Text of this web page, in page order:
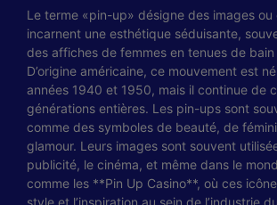
Le terme «pin-up» désigne des images ou
incarnent une esthétique séduisante,
des affiches de femmes en tenues de bain
D’origine américaine, ce mouvement est
années 1940 et 1950, mais il continue de
générations entières. Les pin-ups sont
comme des symboles de beauté, de
glamour. Leurs images sont souvent
publicité, le cinéma, et même dans le
comme les **Pin Up Casino**, où ces
style et l’inspiration au sein de l’industrie